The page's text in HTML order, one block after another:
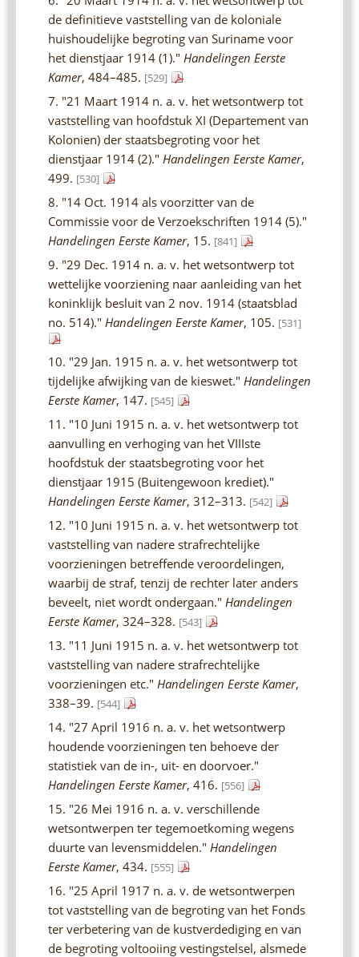
de definitieve vaststelling van de koloniale
huishoudelijke begroting van Suriname voor
het dienstjaar 1914 (1)." Handelingen Eerste
Kamer, 484–485. [529]
7. "21 Maart 1914 n. a. v. het wetsontwerp tot
vaststelling van hoofdstuk XI (Departement van
Kolonien) der staatsbegroting voor het
dienstjaar 1914 (2)." Handelingen Eerste Kamer,
499. [530]
8. "14 Oct. 1914 als voorzitter van de
Commissie voor de Verzoekschriften 1914 (5)."
Handelingen Eerste Kamer, 15. [841]
9. "29 Dec. 1914 n. a. v. het wetsontwerp tot
wettelijke voorziening naar aanleiding van het
koninklijk besluit van 2 nov. 1914 (staatsblad
no. 514)." Handelingen Eerste Kamer, 105. [531]
10. "29 Jan. 1915 n. a. v. het wetsontwerp tot
tijdelijke afwijking van de kieswet." Handelingen
Eerste Kamer, 147. [545]
11. "10 Juni 1915 n. a. v. het wetsontwerp tot
aanvulling en verhoging van het VIIIste
hoofdstuk der staatsbegroting voor het
dienstjaar 1915 (Buitengewoon krediet)."
Handelingen Eerste Kamer, 312–313. [542]
12. "10 Juni 1915 n. a. v. het wetsontwerp tot
vaststelling van nadere strafrechtelijke
voorzieningen betreffende veroordelingen,
waarbij de straf, tenzij de rechter later anders
beveelt, niet wordt ondergaan." Handelingen
Eerste Kamer, 324–328. [543]
13. "11 Juni 1915 n. a. v. het wetsontwerp tot
vaststelling van nadere strafrechtelijke
voorzieningen etc." Handelingen Eerste Kamer,
338–39. [544]
14. "27 April 1916 n. a. v. het wetsontwerp
houdende voorzieningen ten behoeve der
statistiek van de in-, uit- en doorvoer."
Handelingen Eerste Kamer, 416. [556]
15. "26 Mei 1916 n. a. v. verschillende
wetsontwerpen ter tegemoetkoming wegens
duurte van levensmiddelen." Handelingen
Eerste Kamer, 434. [555]
16. "25 April 1917 n. a. v. de wetsontwerpen
tot vaststelling van de begroting van het Fonds
ter verbetering van de kustverdediging en van
de begroting voltooiing vestingstelsel, alsmede